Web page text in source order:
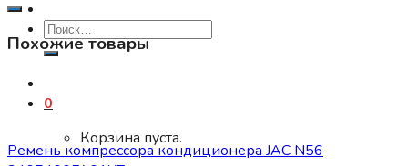
Искать:
0
Корзина пуста.
Похожие товары
Запасные части JAC
Ремень компрессора кондиционера JAC N56